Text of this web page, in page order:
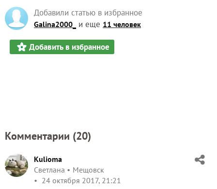
Добавили статью в избранное
Galina2000_ и еще 11 человек
Добавить в избранное
Комментарии (20)
Kulioma
Светлана
Мещовск
24 октября 2017, 21:21